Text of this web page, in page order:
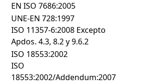
EN ISO 7686:2005
UNE-EN 728:1997
ISO 11357-6:2008 Excepto
Apdos. 4.3, 8.2 y 9.6.2
ISO 18553:2002
ISO
18553:2002/Addendum:2007